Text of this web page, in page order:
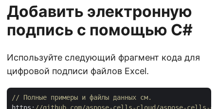
Добавить электронную
подпись с помощью C#
Используйте следующий фрагмент кода для
цифровой подписи файлов Excel.
// Полные примеры и файлы данных см.